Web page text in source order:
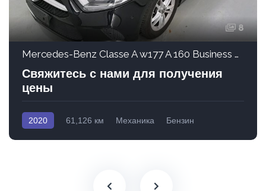
8
Mercedes-Benz Classe A w177 A 160 Business Solution
Свяжитесь с нами для получения
цены
2020 61,126 км Механика Бензин